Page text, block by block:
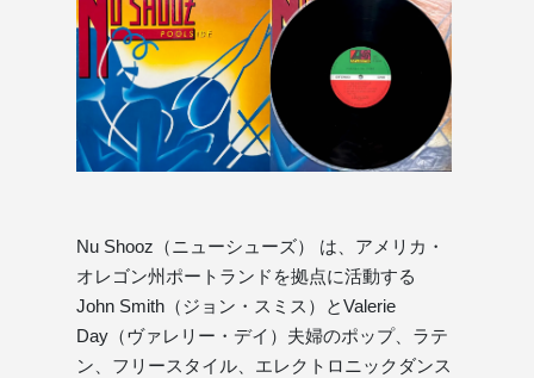
Nu Shooz（ニューシューズ） は、アメリカ・
オレゴン州ポートランドを拠点に活動する
John Smith（ジョン・スミス）とValerie
Day（ヴァレリー・デイ）夫婦のポップ、ラテ
ン、フリースタイル、エレクトロニックダンス